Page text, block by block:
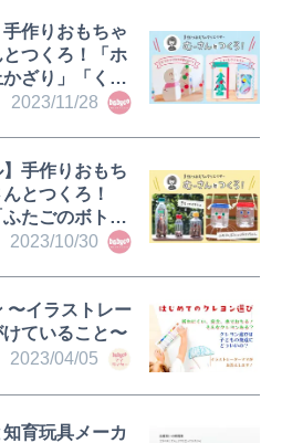
2023/11/28
手作りおもちゃ
つくろ！「ホ
ざり」「くる
2023/10/30
】手作りおもち
とつくろ！
ふたごのボトル
2023/04/05
〜イラストレー
ていること〜
育玩具メーカ